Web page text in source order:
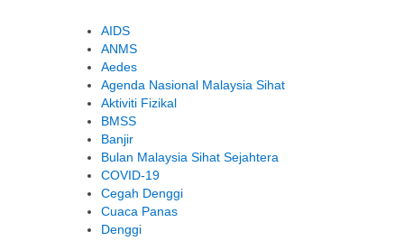
AIDS
ANMS
Aedes
Agenda Nasional Malaysia Sihat
Aktiviti Fizikal
BMSS
Banjir
Bulan Malaysia Sihat Sejahtera
COVID-19
Cegah Denggi
Cuaca Panas
Denggi